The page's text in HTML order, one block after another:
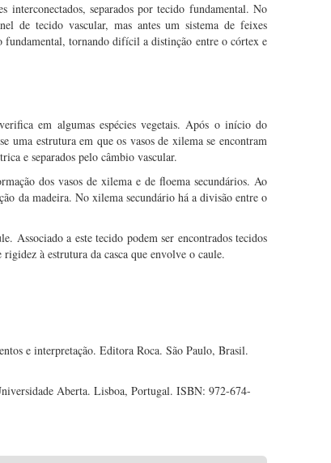
separados por tecido fundamental. No
de tecido vascular, mas antes um sistema de feixes
tornando difícil a distinção entre o córtex e
em algumas espécies vegetais. Após o início do
uma estrutura em que os vasos de xilema se encontram
e separados pelo câmbio vascular.
dos vasos de xilema e de floema secundários. Ao
da madeira. No xilema secundário há a divisão entre o
Associado a este tecido podem ser encontrados tecidos
à estrutura da casca que envolve o caule.
e interpretação. Editora Roca. São Paulo, Brasil.
Aberta. Lisboa, Portugal. ISBN: 972-674-